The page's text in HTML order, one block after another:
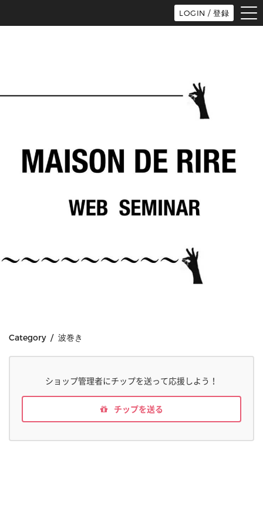
LOGIN / 登録
Category / 波巻き
ショップ管理者にチップを送って応援しよう！
チップを送る